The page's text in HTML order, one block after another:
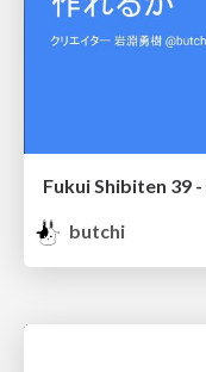
Fukui Shibiten 39
butchi